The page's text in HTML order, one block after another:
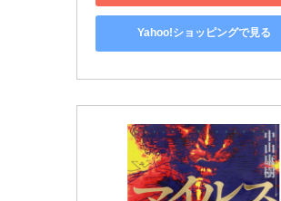
Yahoo!ショッピングで見る